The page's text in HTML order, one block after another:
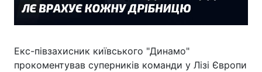
Екс-півзахисник київського "Динамо"
прокоментував суперників команди у Лізі Європи